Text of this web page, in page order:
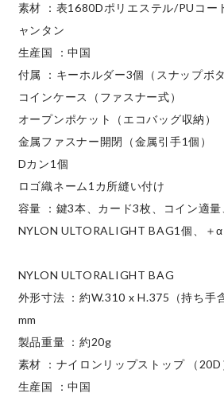
素材 ：表1680Dポリエステル/PUコー
ャンタン
生産国 ：中国
付属 ：キーホルダー3個（スナップボ
コインケース（ファスナー式）
オープンポケット（エコバッグ収納）
金属ファスナー開閉（金属引手1個）
Dカン1個
ロゴ織ネーム1カ所縫い付け
容量 ：鍵3本、カード3枚、コイン適
NYLON ULTORALIGHT BAG1個、＋
NYLON ULTORALIGHT BAG
外形寸法 ：約W.310 x H.375（持ち手
mm
製品重量 ：約20g
素材 ：ナイロンリップストップ （20D
生産国 ：中国